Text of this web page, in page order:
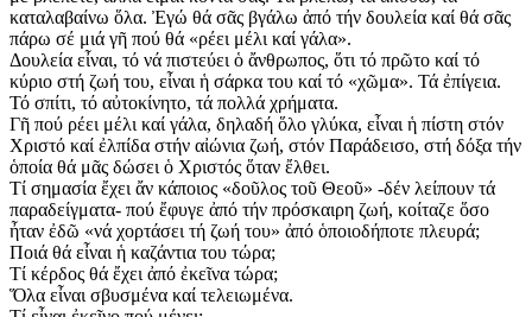
καταλαβαίνω ὅλα. Ἐγώ θά σᾶς βγάλω ἀπό τήν δουλεία καί θά σᾶς
πάρω σέ μιά γῆ πού θά «ρέει μέλι καί γάλα».
Δουλεία εἶναι, τό νά πιστεύει ὁ ἄνθρωπος, ὅτι τό πρῶτο καί τό
κύριο στή ζωή του, εἶναι ἡ σάρκα του καί τό «χῶμα». Τά ἐπίγεια.
Τό σπίτι, τό αὐτοκίνητο, τά πολλά χρήματα.
Γῆ πού ρέει μέλι καί γάλα, δηλαδή ὅλο γλύκα, εἶναι ἡ πίστη στόν
Χριστό καί ἐλπίδα στήν αἰώνια ζωή, στόν Παράδεισο, στή δόξα τήν
ὁποία θά μᾶς δώσει ὁ Χριστός ὅταν ἔλθει.
Τί σημασία ἔχει ἄν κάποιος «δοῦλος τοῦ Θεοῦ» -δέν λείπουν τά
παραδείγματα- πού ἔφυγε ἀπό τήν πρόσκαιρη ζωή, κοίταζε ὅσο
ἦταν ἐδῶ «νά χορτάσει τή ζωή του» ἀπό ὁποιοδήποτε πλευρά;
Ποιά θά εἶναι ἡ καζάντια του τώρα;
Τί κέρδος θά ἔχει ἀπό ἐκεῖνα τώρα;
Ὅλα εἶναι σβυσμένα καί τελειωμένα.